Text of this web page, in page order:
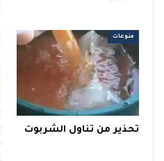
منوعات
تحذير من تناول الشربوت